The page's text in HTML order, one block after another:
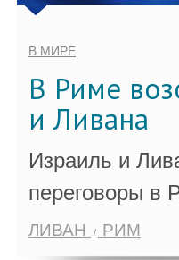
В МИРЕ
В Риме
и Ливана
Израиль и
переговоры в
ЛИВАН РИМ